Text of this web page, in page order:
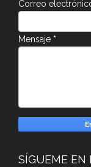
Correo
Mensaje *
SÍGUEME EN